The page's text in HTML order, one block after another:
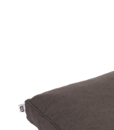
Vše pro kočky